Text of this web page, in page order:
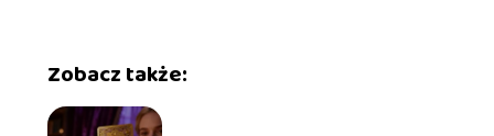
Zobacz także: